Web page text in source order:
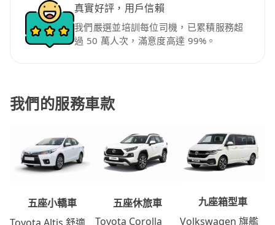
真實好評，用戶信賴
我們嚴選並培訓每位司機，已累積服務超
過 50 萬人次，滿意度高達 99%。
我們的服務車款
五座小轎車
五座休旅車
Toyota Corolla
九座箱型車
Volkswagen 旗艦